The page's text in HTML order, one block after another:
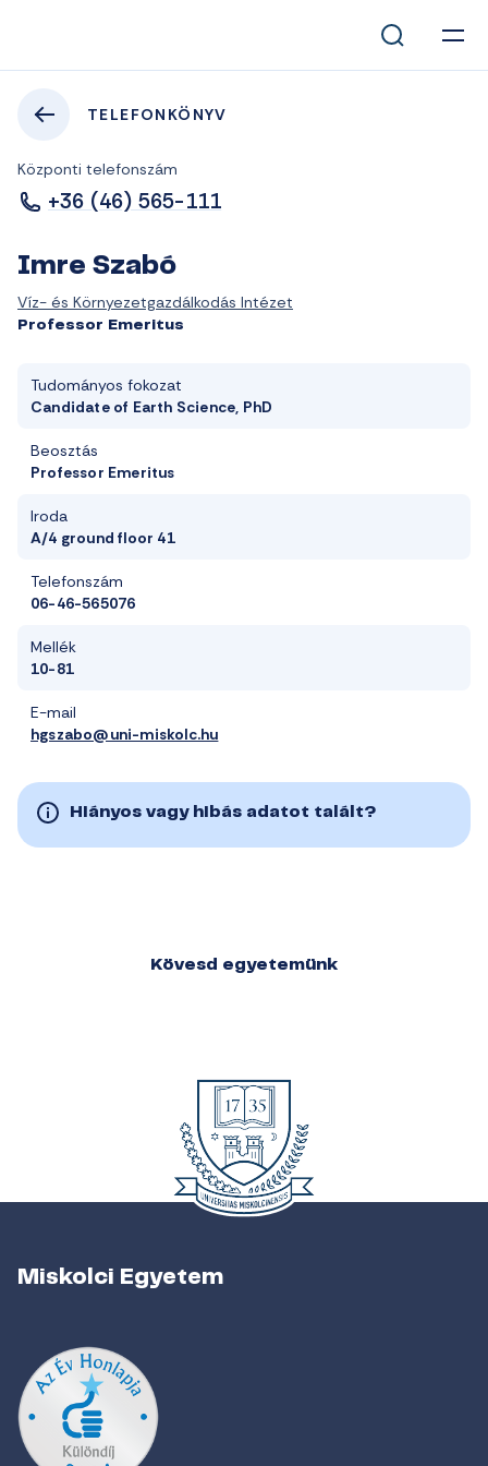
TELEFONKÖNYV
Központi telefonszám
+36 (46) 565-111
Imre Szabó
Víz- és Környezetgazdálkodás Intézet
Professor Emeritus
Tudományos fokozat
Candidate of Earth Science, PhD
Beosztás
Professor Emeritus
Iroda
A/4 ground floor 41
Telefonszám
06-46-565076
Mellék
10-81
E-mail
hgszabo@uni-miskolc.hu
Hiányos vagy hibás adatot talált?
Kövesd egyetemünk
Miskolci Egyetem